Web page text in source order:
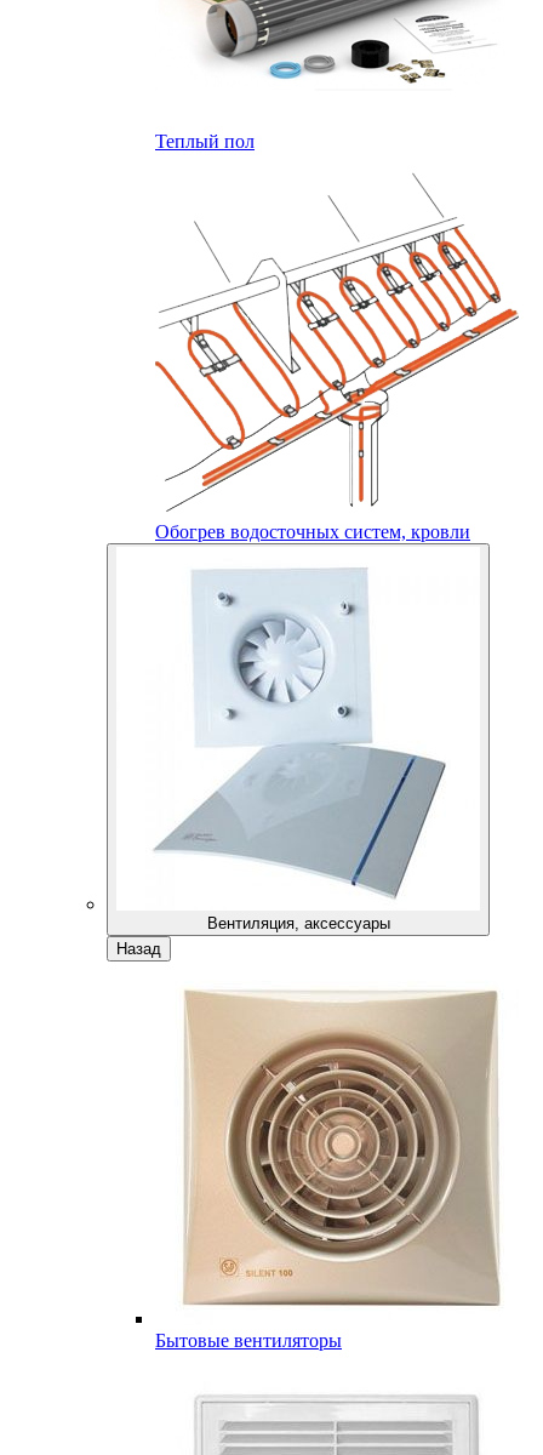
Теплый пол
Обогрев водосточных систем, кровли
Вентиляция, аксессуары
Назад
Бытовые вентиляторы